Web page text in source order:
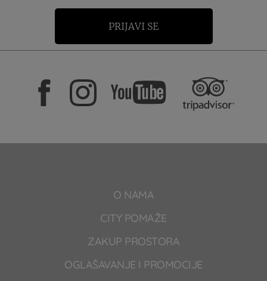
PRIJAVI SE
O NAMA
CITY POMAŽE
ZAKUP PROSTORA
OGLAŠAVANJE I PROMOCIJE